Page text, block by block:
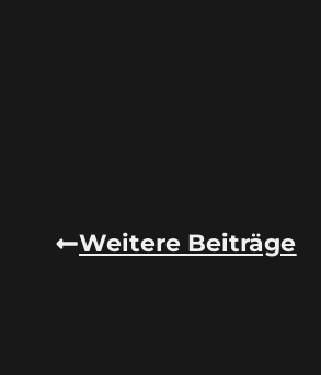
Weitere Beiträge